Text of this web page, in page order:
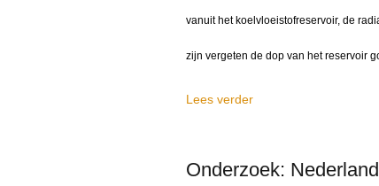
vanuit het koelvloeistofreservoir, de
zijn vergeten de dop van het reservoir
Lees verder
Onderzoek: